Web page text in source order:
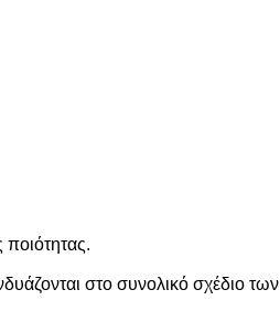
στο συνολικό σχέδιο των